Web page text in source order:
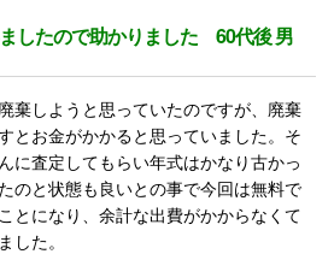
したので助かりました 60代後 男
棄しようと思っていたのですが、廃棄
とお金がかかると思っていました。そ
に査定してもらい年式はかなり古かっ
のと状態も良いとの事で今回は無料で
とになり、余計な出費がかからなくて
した。